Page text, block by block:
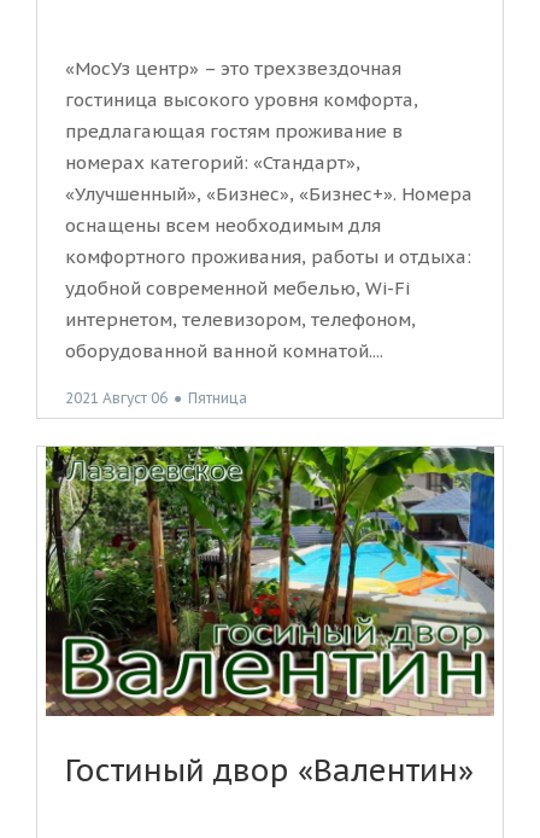
«МосУз центр» – это трехзвездочная
гостиница высокого уровня комфорта,
предлагающая гостям проживание в
номерах категорий: «Стандарт»,
«Улучшенный», «Бизнес», «Бизнес+». Номера
оснащены всем необходимым для
комфортного проживания, работы и отдыха:
удобной современной мебелью, Wi-Fi
интернетом, телевизором, телефоном,
оборудованной ванной комнатой....
2021 Август 06 ● Пятница
Гостиный двор «Валентин»